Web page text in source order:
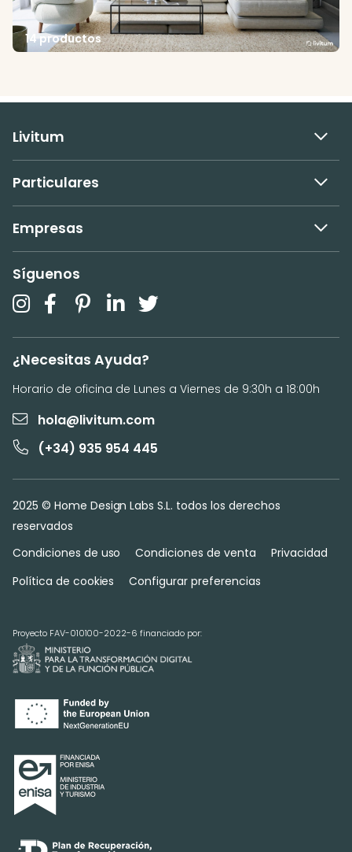
14 productos
Livitum
Particulares
Empresas
Síguenos
¿Necesitas Ayuda?
Horario de oficina de Lunes a Viernes de 9:30h a 18:00h
hola@livitum.com
(+34) 935 954 445
2025 © Home Design Labs S.L. todos los derechos
reservados
Condiciones de uso
Condiciones de venta
Privacidad
Política de cookies
Configurar preferencias
Proyecto FAV-010100-2022-6 financiado por: